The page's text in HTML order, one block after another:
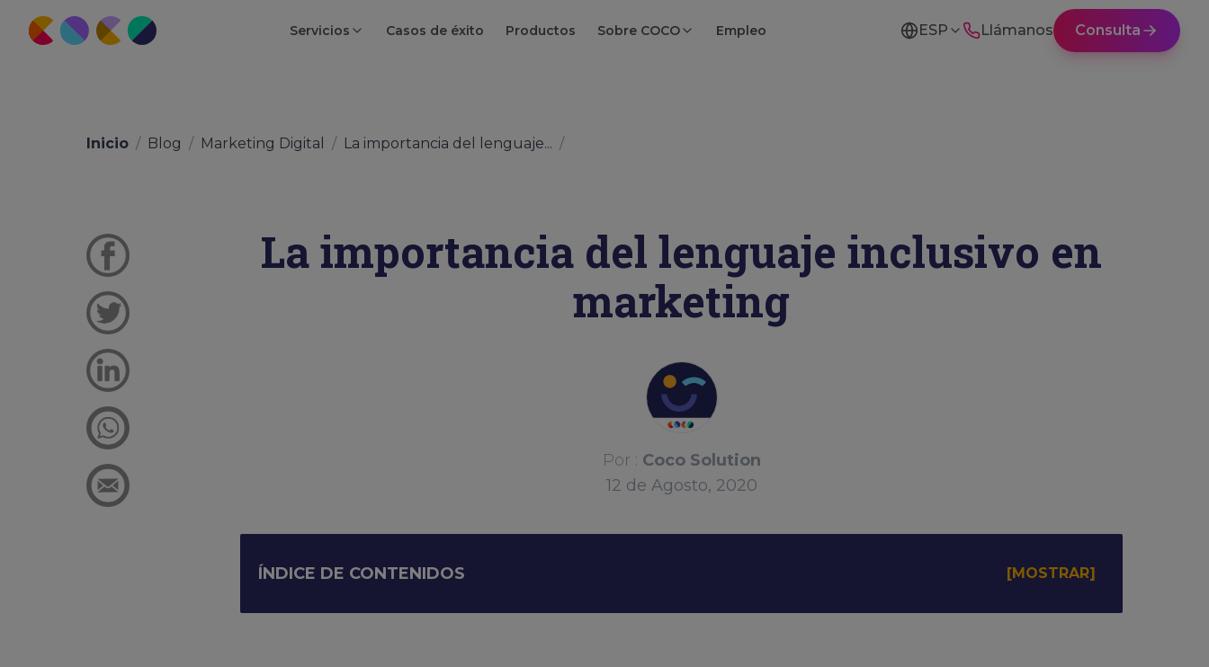
Servicios Casos de éxito Productos Sobre COCO Empleo ESP Llámanos Consulta
Inicio / Blog / Marketing Digital / La importancia del lenguaje... /
La importancia del lenguaje inclusivo en
marketing
Por : Coco Solution
12 de Agosto, 2020
ÍNDICE DE CONTENIDOS